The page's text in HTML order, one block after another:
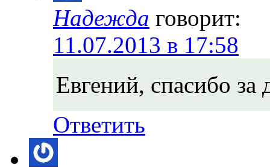
Надежда говорит:
11.07.2013 в 17:58
Евгений, спасибо
Ответить